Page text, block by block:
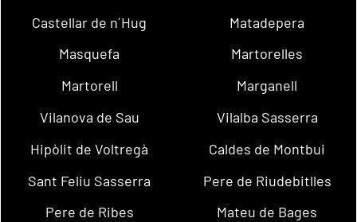
Castellar de n´Hug
Matadepera
Masquefa
Martorelles
Martorell
Marganell
Vilanova de Sau
Vilalba Sasserra
Hipòlit de Voltregà
Caldes de Montbui
Sant Feliu Sasserra
Pere de Riudebitlles
Pere de Ribes
Mateu de Bages